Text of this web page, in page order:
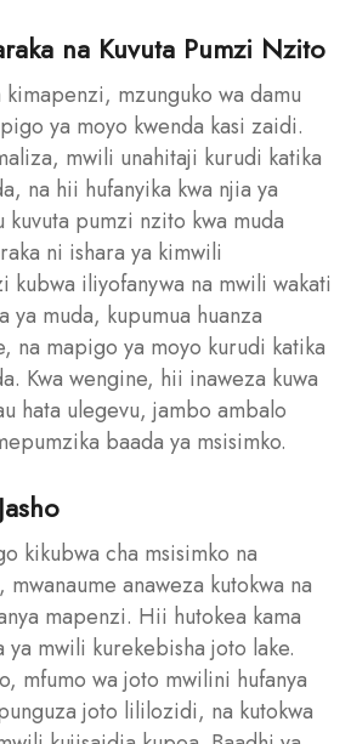
na Kuvuta Pumzi Nzito
mzunguko wa damu
ya moyo kwenda kasi zaidi.
mwili unahitaji kurudi katika
na hii hufanyika kwa njia ya
kuvuta pumzi nzito kwa muda
ni ishara ya kimwili
kubwa iliyofanywa na mwili wakati
ya muda, kupumua huanza
na mapigo ya moyo kurudi katika
Kwa wengine, hii inaweza kuwa
hata ulegevu, jambo ambalo
baada ya msisimko.
kikubwa cha msisimko na
anaweza kutokwa na
mapenzi. Hii hutokea kama
ya mwili kurekebisha joto lake.
mfumo wa joto mwilini hufanya
joto lililozidi, na kutokwa